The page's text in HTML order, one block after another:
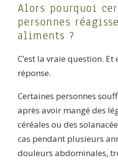
Alors pourquoi
personnes
aliments ?
C’est la vraie question.
réponse.
Certaines personnes
après avoir mangé des
céréales ou des
cas pendant plusieurs
douleurs abdominales,